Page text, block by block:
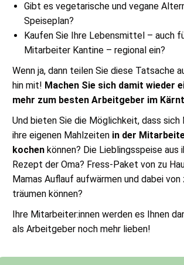
Gibt es vegetarische und vegane
Speiseplan?
Kaufen Sie Ihre Lebensmittel – auch
Mitarbeiter Kantine – regional ein?
Wenn ja, dann teilen Sie diese Tatsache
hin mit! Machen Sie sich damit wieder
mehr zum besten Arbeitgeber im
Und bieten Sie die Möglichkeit, dass sich
ihre eigenen Mahlzeiten in der
kochenkönnen? Die Lieblingsspeise aus
Rezept der Oma? Fress-Paket von zu
Mamas Auflauf aufwärmen und dabei von
träumen können?
Ihre Mitarbeiter:innen werden es Ihnen
als Arbeitgeber noch mehr lieben!